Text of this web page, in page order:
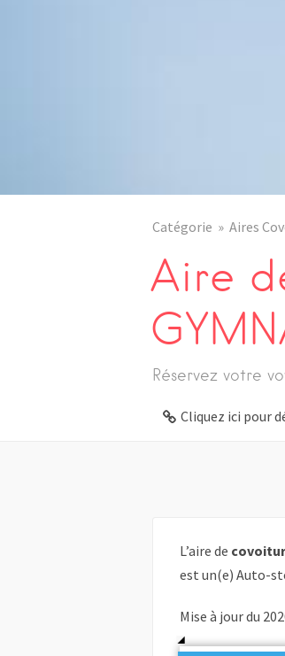
Catégorie Aires
Aire
Réservez votre
Cliquez ici pour
L’aire de
est un(e) Auto-
Mise à jour du